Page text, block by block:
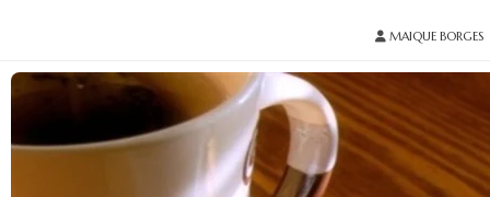
MAIQUE BORGES